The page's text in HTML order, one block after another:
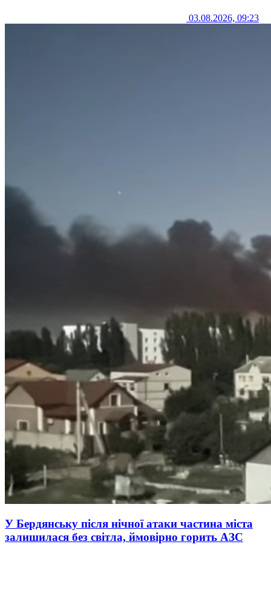
03.08.2026, 09:23
У Бердянську після нічної атаки частина міста
залишилася без світла, ймовірно горить АЗС